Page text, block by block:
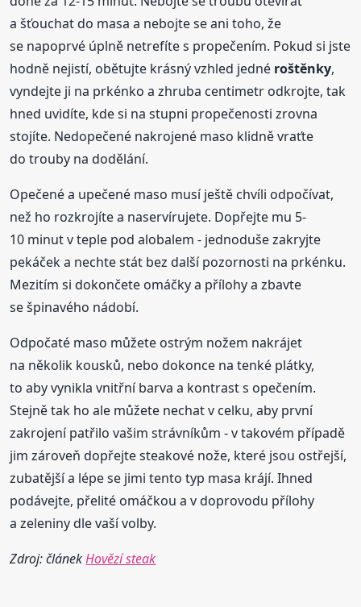
a šťouchat do masa a nebojte se ani toho, že
se napoprvé úplně netrefíte s propečením. Pokud si jste
hodně nejistí, obětujte krásný vzhled jedné roštěnky,
vyndejte ji na prkénko a zhruba centimetr odkrojte, tak
hned uvidíte, kde si na stupni propečenosti zrovna
stojíte. Nedopečené nakrojené maso klidně vraťte
do trouby na dodělání.
Opečené a upečené maso musí ještě chvíli odpočívat,
než ho rozkrojíte a naservírujete. Dopřejte mu 5-
10 minut v teple pod alobalem - jednoduše zakryjte
pekáček a nechte stát bez další pozornosti na prkénku.
Mezitím si dokončete omáčky a přílohy a zbavte
se špinavého nádobí.
Odpočaté maso můžete ostrým nožem nakrájet
na několik kousků, nebo dokonce na tenké plátky,
to aby vynikla vnitřní barva a kontrast s opečením.
Stejně tak ho ale můžete nechat v celku, aby první
zakrojení patřilo vašim strávníkům - v takovém případě
jim zároveň dopřejte steakové nože, které jsou ostřejší,
zubatější a lépe se jimi tento typ masa krájí. Ihned
podávejte, přelité omáčkou a v doprovodu přílohy
a zeleniny dle vaší volby.
Zdroj: článekHovězí steak